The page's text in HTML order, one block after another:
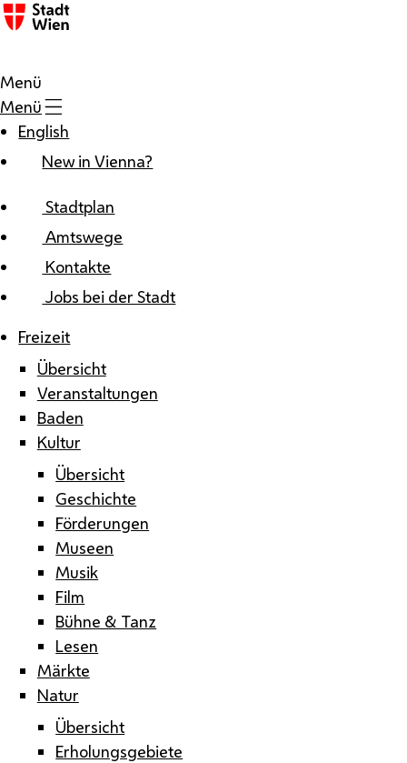
Zum Inhalt
Menü
Menü
English
New in Vienna?
Stadtplan
Amtswege
Kontakte
Jobs bei der Stadt
Freizeit
Übersicht
Veranstaltungen
Baden
Kultur
Übersicht
Geschichte
Förderungen
Museen
Musik
Film
Bühne & Tanz
Lesen
Märkte
Natur
Übersicht
Erholungsgebiete